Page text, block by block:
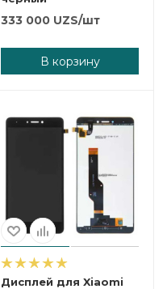
333 000 UZS/шт
В корзину
Дисплей для Xiaomi